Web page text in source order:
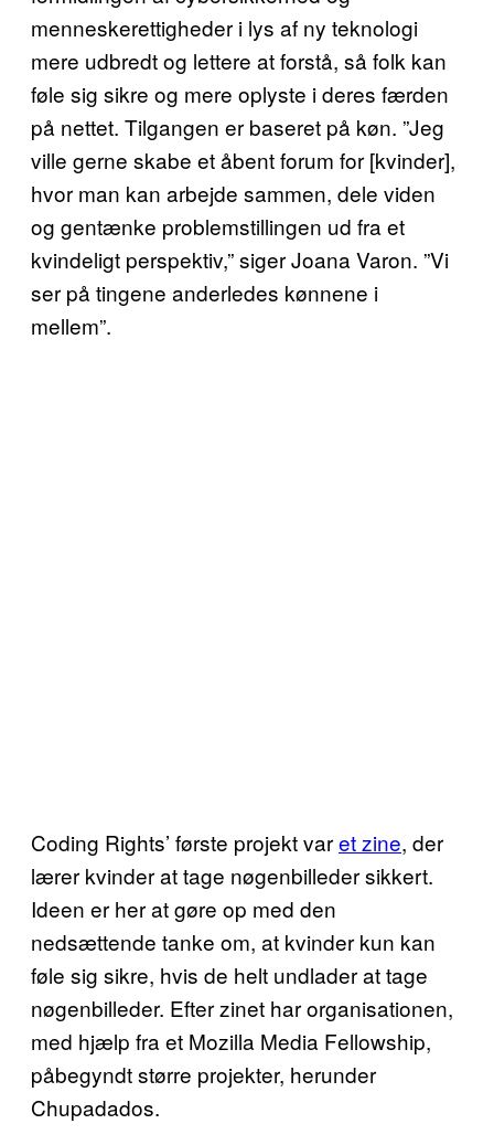
menneskerettigheder i lys af ny teknologi
mere udbredt og lettere at forstå, så folk kan
føle sig sikre og mere oplyste i deres færden
på nettet. Tilgangen er baseret på køn. ”Jeg
ville gerne skabe et åbent forum for [kvinder],
hvor man kan arbejde sammen, dele viden
og gentænke problemstillingen ud fra et
kvindeligt perspektiv,” siger Joana Varon. ”Vi
ser på tingene anderledes kønnene i
mellem”.
Coding Rights’ første projekt varet zine, der
lærer kvinder at tage nøgenbilleder sikkert.
Ideen er her at gøre op med den
nedsættende tanke om, at kvinder kun kan
føle sig sikre, hvis de helt undlader at tage
nøgenbilleder. Efter zinet har organisationen,
med hjælp fra et Mozilla Media Fellowship,
påbegyndt større projekter, herunder
Chupadados.